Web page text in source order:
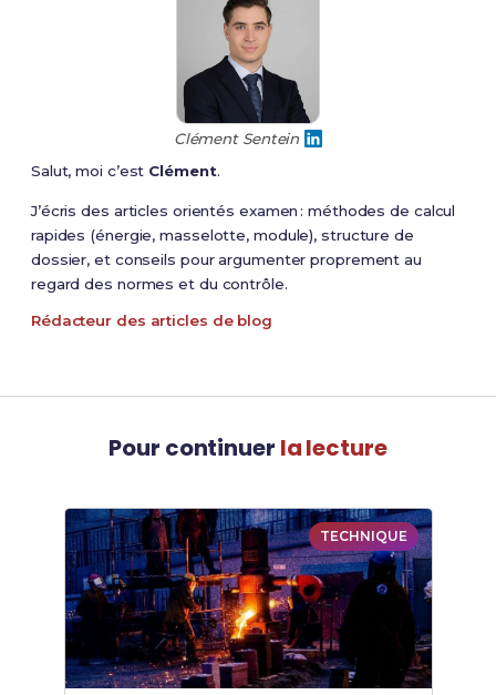
Clément Sentein
Salut, moi c’est Clément.
J’écris des articles orientés examen : méthodes de calcul
rapides (énergie, masselotte, module), structure de
dossier, et conseils pour argumenter proprement au
regard des normes et du contrôle.
Rédacteur des articles de blog
Pour continuer la lecture
TECHNIQUE